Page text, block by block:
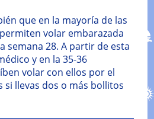
que en la mayoría de las
volar embarazada
semana 28. A partir de esta
y en la 35-36
volar con ellos por el
si llevas dos o más bollitos